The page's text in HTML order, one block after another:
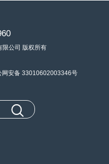
公司 版权所有
网安备 33010602003346号